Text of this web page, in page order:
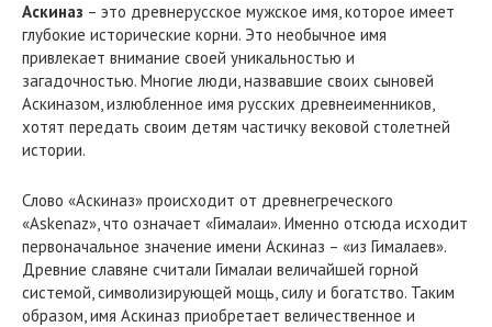
Аскиназ – это древнерусское мужское имя, которое имеет
глубокие исторические корни. Это необычное имя
привлекает внимание своей уникальностью и
загадочностью. Многие люди, назвавшие своих сыновей
Аскиназом, излюбленное имя русских древнеименников,
хотят передать своим детям частичку вековой столетней
истории.
Слово «Аскиназ» происходит от древнегреческого
«Askenaz», что означает «Гималаи». Именно отсюда исходит
первоначальное значение имени Аскиназ – «из Гималаев».
Древние славяне считали Гималаи величайшей горной
системой, символизирующей мощь, силу и богатство. Таким
образом, имя Аскиназ приобретает величественное и